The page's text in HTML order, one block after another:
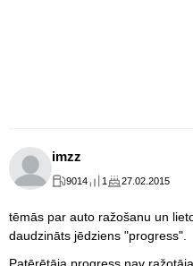
imzz
9014 1 27.02.2015
tēmās par auto ražošanu un
daudzināts jēdziens "progress".